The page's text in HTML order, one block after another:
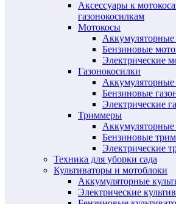
Аксессуары к
газонокосилкам
Мотокосы
Бензиновые
Электрические
Газонокосилки
Аккумуляторные
Бензиновые
Электрические
Триммеры
Бензиновые
Электрические
Техника для уборки сада
Культиваторы и мотоблоки
Аккумуляторные
Электрические